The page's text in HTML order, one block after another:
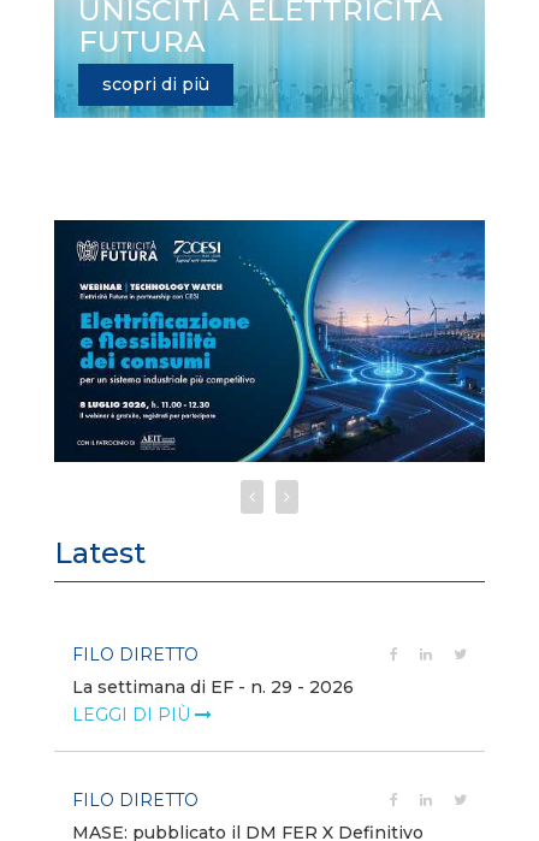
UNISCITI A ELETTRICITÀ
FUTURA
scopri di più
Latest
FILO DIRETTO
La settimana di EF - n. 29 - 2026
LEGGI DI PIÙ
FILO DIRETTO
MASE: pubblicato il DM FER X Definitivo